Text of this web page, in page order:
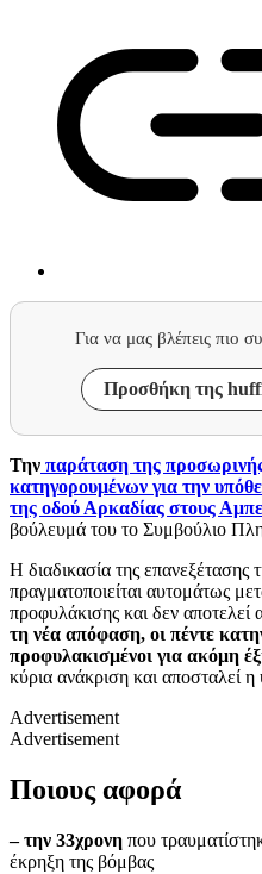
Για να μας βλέπεις πιο
Προσθήκη της
Την παράταση της
κατηγορουμένων για την
της οδού Αρκαδίας στους
βούλευμά του το Συμβούλιο
Η διαδικασία της επανεξέτασης
πραγματοποιείται αυτομάτως
προφυλάκισης και δεν
τη νέα απόφαση, οι πέντε
προφυλακισμένοι για ακόμη
κύρια ανάκριση και αποσταλεί
Advertisement
Advertisement
Ποιους αφορά
– την 33χρονη που
έκρηξη της βόμβας